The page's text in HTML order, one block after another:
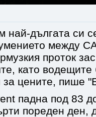
най-дългата си
между
проток
като водещите
за цените, пише
падна под 83
пореден ден,